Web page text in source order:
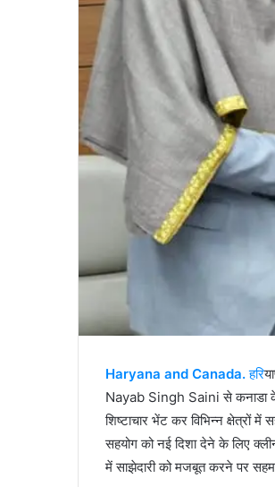
Haryana and Canada.हरि
Nayab Singh Saini से कनाडा के
शिष्टाचार भेंट कर विभिन्न क्षेत्रों
सहयोग को नई दिशा देने के लिए
में साझेदारी को मजबूत करने पर